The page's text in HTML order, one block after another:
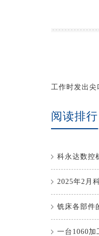
工作时发出尖
阅读排行
科永达数控
2025年2月
铣床各部件
一台1060加